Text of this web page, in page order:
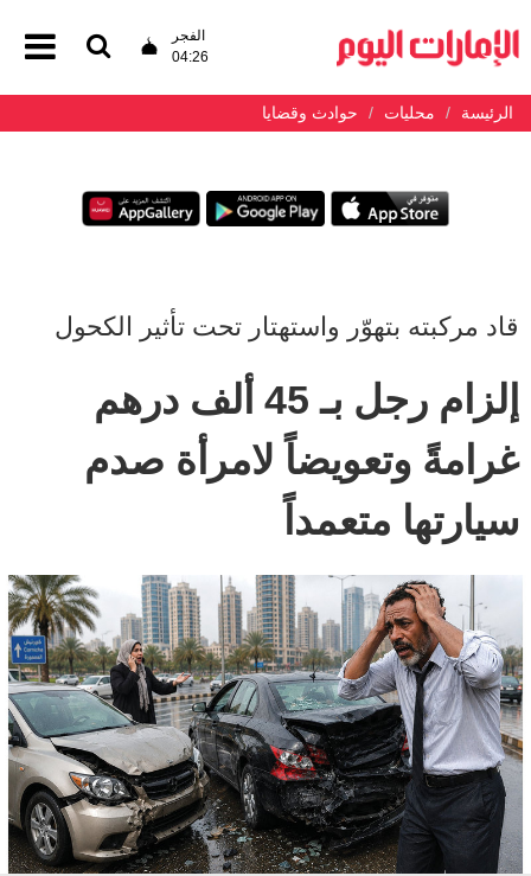
الفجر
04:26
الرئيسة محليات حوادث وقضايا
قاد مركبته بتهوّر واستهتار تحت تأثير الكحول
إلزام رجل بـ 45 ألف درهم
غرامةً وتعويضاً لامرأة صدم
سيارتها متعمداً